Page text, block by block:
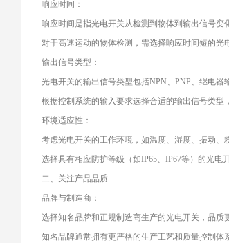
响应时间：
响应时间是指光电开关从检测到物体到输出信号变
对于高速运动的物体检测，需选择响应时间短的光
输出信号类型：
光电开关的输出信号类型包括NPN、PNP、继电器
根据控制系统的输入要求选择合适的输出信号类型
环境适应性：
考虑光电开关的工作环境，如温度、湿度、振动、
选择具有相应防护等级（如IP65、IP67等）的光电
二、关注产品品质
品牌与制造商：
选择知名品牌和正规制造商生产的光电开关，品质
知名品牌通常拥有更严格的生产工艺和质量控制体